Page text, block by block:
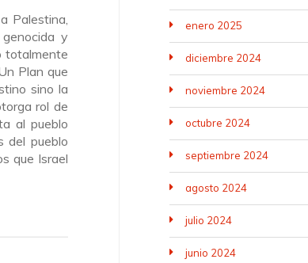
Palestina,
y
totalmente
Plan que
sino la
rol de
al pueblo
del pueblo
que Israel
enero 2025
diciembre 2024
noviembre 2024
octubre 2024
septiembre 2024
agosto 2024
julio 2024
junio 2024